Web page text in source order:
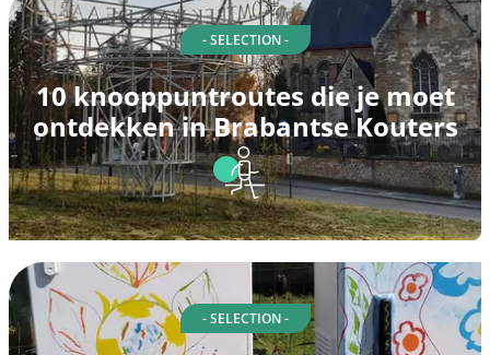
- SELECTION -
10 knooppuntroutes die je moet
ontdekken in Brabantse Kouters
- SELECTION -